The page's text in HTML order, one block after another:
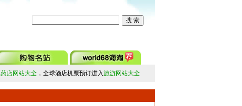
药店网站大全 ，全球酒店机票预订进入旅游网站大全